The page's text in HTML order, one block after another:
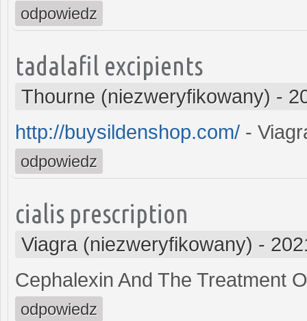
odpowiedz
tadalafil excipients
Thourne (niezweryfikowany) -
http://buysildenshop.com/ -
odpowiedz
cialis prescription
Viagra (niezweryfikowany) -
Cephalexin And The Treatment
odpowiedz